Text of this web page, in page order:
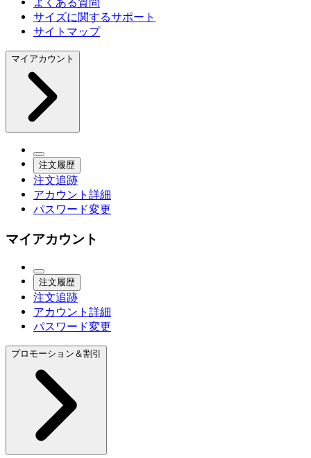
サイズに関するサポート
サイトマップ
マイアカウント
注文履歴
注文追跡
アカウント詳細
パスワード変更
マイアカウント
注文履歴
注文追跡
アカウント詳細
パスワード変更
プロモーション＆割引